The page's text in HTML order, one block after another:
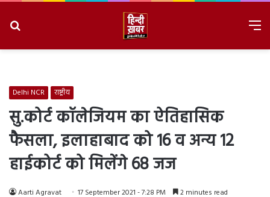
Delhi NCR राष्ट्रीय
सु.कोर्ट कॉलेजियम का ऐतिहासिक
फैसला, इलाहाबाद को 16 व अन्य 12
हाईकोर्ट को मिलेंगे 68 जज
Aarti Agravat 17 September 2021 - 7:28 PM 2 minutes read